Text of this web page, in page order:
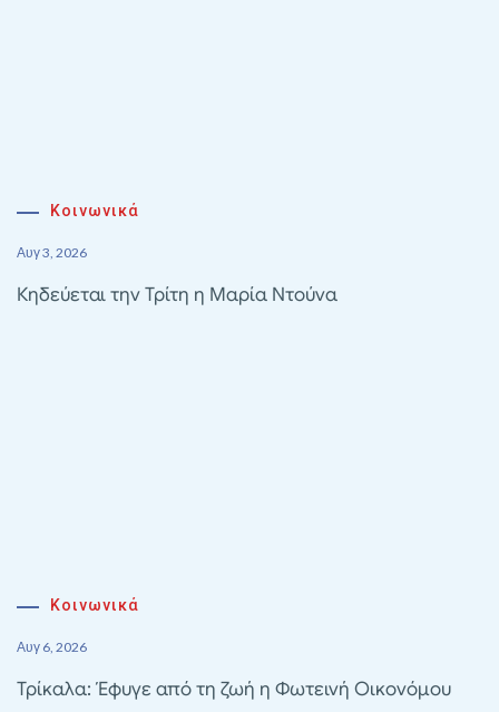
Κοινωνικά
Αυγ 3, 2026
Κηδεύεται την Τρίτη η Μαρία Ντούνα
Κοινωνικά
Αυγ 6, 2026
Τρίκαλα: Έφυγε από τη ζωή η Φωτεινή Οικονόμου